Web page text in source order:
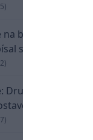
bielom:
s Trabzonsporom
Druholigová
zdolala PSG